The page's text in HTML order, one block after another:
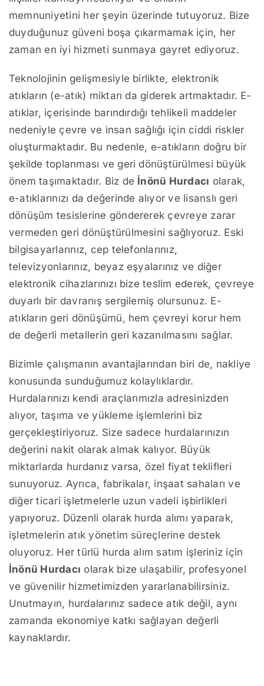
memnuniyetini her şeyin üzerinde tutuyoruz. Bize
duyduğunuz güveni boşa çıkarmamak için, her
zaman en iyi hizmeti sunmaya gayret ediyoruz.
Teknolojinin gelişmesiyle birlikte, elektronik
atıkların (e-atık) miktarı da giderek artmaktadır. E-
atıklar, içerisinde barındırdığı tehlikeli maddeler
nedeniyle çevre ve insan sağlığı için ciddi riskler
oluşturmaktadır. Bu nedenle, e-atıkların doğru bir
şekilde toplanması ve geri dönüştürülmesi büyük
önem taşımaktadır. Biz de İnönü Hurdacı olarak,
e-atıklarınızı da değerinde alıyor ve lisanslı geri
dönüşüm tesislerine göndererek çevreye zarar
vermeden geri dönüştürülmesini sağlıyoruz. Eski
bilgisayarlarınız, cep telefonlarınız,
televizyonlarınız, beyaz eşyalarınız ve diğer
elektronik cihazlarınızı bize teslim ederek, çevreye
duyarlı bir davranış sergilemiş olursunuz. E-
atıkların geri dönüşümü, hem çevreyi korur hem
de değerli metallerin geri kazanılmasını sağlar.
Bizimle çalışmanın avantajlarından biri de, nakliye
konusunda sunduğumuz kolaylıklardır.
Hurdalarınızı kendi araçlarımızla adresinizden
alıyor, taşıma ve yükleme işlemlerini biz
gerçekleştiriyoruz. Size sadece hurdalarınızın
değerini nakit olarak almak kalıyor. Büyük
miktarlarda hurdanız varsa, özel fiyat teklifleri
sunuyoruz. Ayrıca, fabrikalar, inşaat sahaları ve
diğer ticari işletmelerle uzun vadeli işbirlikleri
yapıyoruz. Düzenli olarak hurda alımı yaparak,
işletmelerin atık yönetim süreçlerine destek
oluyoruz. Her türlü hurda alım satım işleriniz için
İnönü Hurdacı olarak bize ulaşabilir, profesyonel
ve güvenilir hizmetimizden yararlanabilirsiniz.
Unutmayın, hurdalarınız sadece atık değil, aynı
zamanda ekonomiye katkı sağlayan değerli
kaynaklardır.